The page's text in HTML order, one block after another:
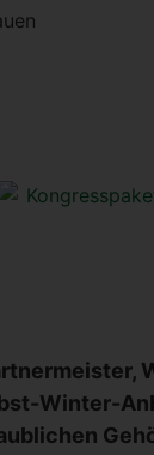
Win­ter-